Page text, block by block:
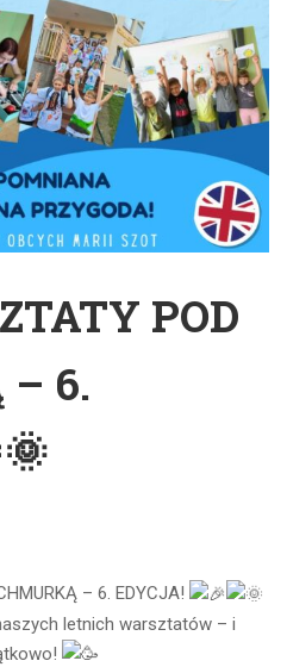
POD
– 6.
– 6. EDYCJA!
letnich warsztatów – i